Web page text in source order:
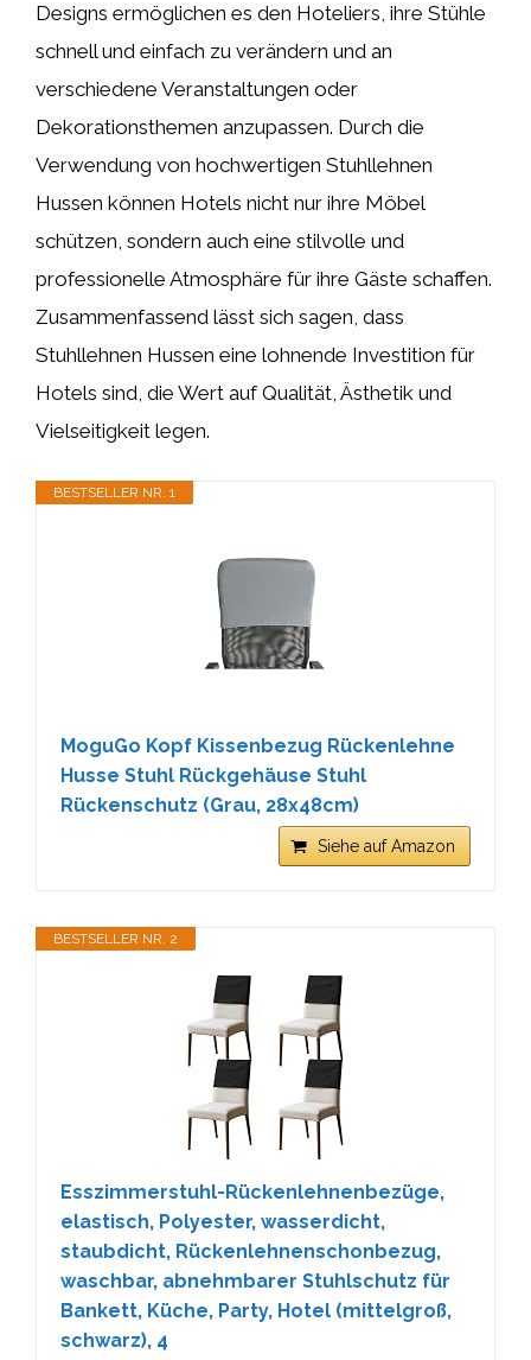
Designs ermöglichen es den Hoteliers, ihre Stühle
schnell und einfach zu verändern und an
verschiedene Veranstaltungen oder
Dekorationsthemen anzupassen. Durch die
Verwendung von hochwertigen Stuhllehnen
Hussen können Hotels nicht nur ihre Möbel
schützen, sondern auch eine stilvolle und
professionelle Atmosphäre für ihre Gäste schaffen.
Zusammenfassend lässt sich sagen, dass
Stuhllehnen Hussen eine lohnende Investition für
Hotels sind, die Wert auf Qualität, Ästhetik und
Vielseitigkeit legen.
BESTSELLER NR. 1
MoguGo Kopf Kissenbezug Rückenlehne
Husse Stuhl Rückgehäuse Stuhl
Rückenschutz (Grau, 28x48cm)
Siehe auf Amazon
BESTSELLER NR. 2
Esszimmerstuhl-Rückenlehnenbezüge,
elastisch, Polyester, wasserdicht,
staubdicht, Rückenlehnenschonbezug,
waschbar, abnehmbarer Stuhlschutz für
Bankett, Küche, Party, Hotel (mittelgroß,
schwarz), 4